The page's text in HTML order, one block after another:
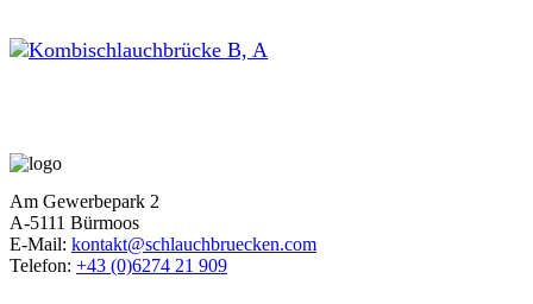
Am Gewerbepark 2
A-5111 Bürmoos
E-Mail: kontakt@schlauchbruecken.com
Telefon: +43 (0)6274 21 909